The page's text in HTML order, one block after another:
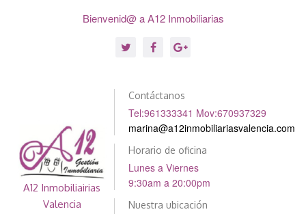
Bienvenid@ a A12 Inmobiliarias
A12 Inmobiliairias
Valencia
Contáctanos
Tel:961333341 Mov:670937329
marina@a12inmobiliariasvalencia.com
Horario de oficina
Lunes a Viernes
9:30am a 20:00pm
Nuestra ubicación